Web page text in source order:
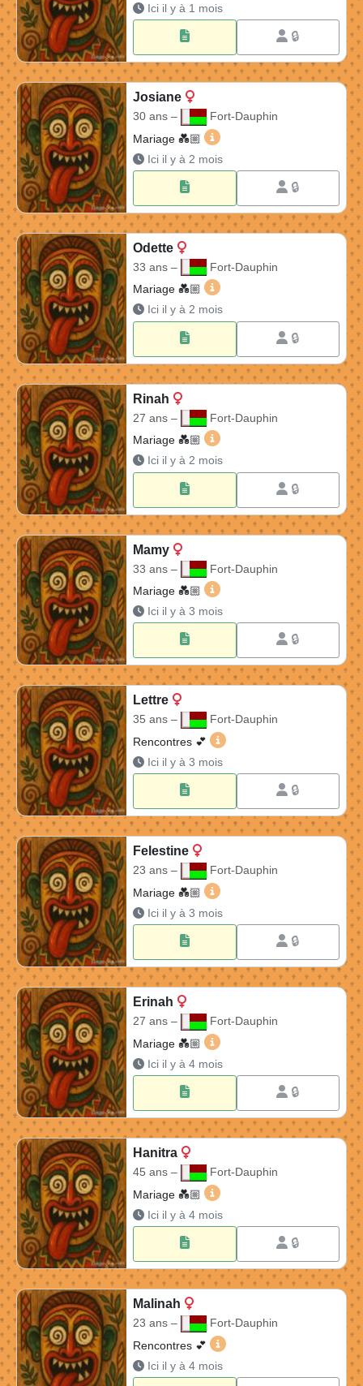
Ici il y à 1 mois
🔒
Josiane
30 ans –
Fort-Dauphin
Mariage 💑🏼​
Josiane 30 ans à Fort-
Ici il y à 2 mois
🔒
Odette
33 ans –
Fort-Dauphin
Mariage 💑🏼​
Odette 33 ans à Fort-
Ici il y à 2 mois
🔒
Rinah
27 ans –
Fort-Dauphin
Mariage 💑🏼​
Rinah 27 ans à Fort-
Ici il y à 2 mois
🔒
Mamy
33 ans –
Fort-Dauphin
Mariage 💑🏼​
Mamy 33 ans à Fort-
Ici il y à 3 mois
🔒
Lettre
35 ans –
Fort-Dauphin
Rencontres 💕
Lettre 35 ans à Fort-
Ici il y à 3 mois
🔒
Felestine
23 ans –
Fort-Dauphin
Mariage 💑🏼​
Felestine 23 ans à Fort-
Ici il y à 3 mois
🔒
Erinah
27 ans –
Fort-Dauphin
Mariage 💑🏼​
Erinah 27 ans à Fort-
Ici il y à 4 mois
🔒
Hanitra
45 ans –
Fort-Dauphin
Mariage 💑🏼​
Hanitra 45 ans à Fort-
Ici il y à 4 mois
🔒
Malinah
23 ans –
Fort-Dauphin
Rencontres 💕
Malinah 23 ans à Fort-
Ici il y à 4 mois